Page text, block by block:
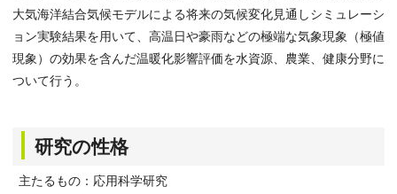
大気海洋結合気候モデルによる将来の気候変化見通しシミュレーシ
ョン実験結果を用いて、高温日や豪雨などの極端な気象現象（極値
現象）の効果を含んだ温暖化影響評価を水資源、農業、健康分野に
ついて行う。
研究の性格
主たるもの：応用科学研究